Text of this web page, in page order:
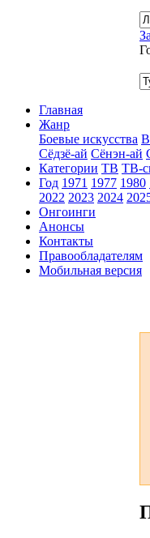
Главная
Жанр
Боевые искусства
Сёдзё-ай Сёнэн-ай
Категории ТВ ТВ-
Год 1971 1977 1980
2022 2023 2024
Онгоинги
Анонсы
Контакты
Правообладателям
Мобильная версия